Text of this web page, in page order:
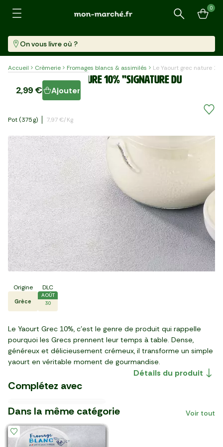
Recherche
0
On vous livre où ?
Accueil Crèmerie Fromages blancs & assimilés Le Yaourt grec nature
Le Yaourt grec nature 10% "Signature du
Crémier'
Pot (375 G) 7,97 €/kg
2,99 € Ajouter
Origine
Grèce
DLC
AOÛT
30
Le Yaourt Grec 10%, c’est le genre de produit qui rappelle
pourquoi les Grecs prennent leur temps à table. Dense,
généreux et délicieusement crémeux, il transforme un simple
yaourt en véritable moment de gourmandise.
Détails du produit
Complétez avec
Le Granola aux 2 chocolats
et amande BIO
12,51 €/kg
4,69 €
13,16 €/kg
3,29 €
13,74 €/kg
10,99 €
La Main de bananes des
Antilles
2,19 €/kg
2,37 €
Le Liquide vaisselle
amande "Arbre vert"
4,30 €/l
2,15 €
Dans la même catégorie Voir tout
-20%
BIO
BIO
BIO
BIO
BIO